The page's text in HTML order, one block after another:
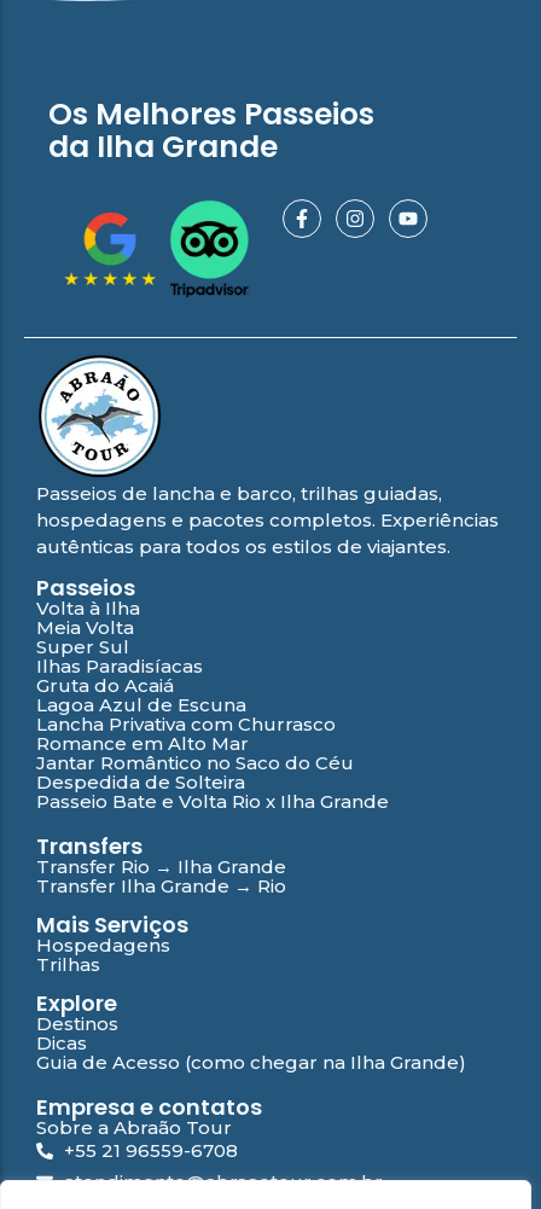
Os Melhores Passeios
da Ilha Grande
Passeios de lancha e barco, trilhas guiadas,
hospedagens e pacotes completos. Experiências
autênticas para todos os estilos de viajantes.
Passeios
Volta à Ilha
Meia Volta
Super Sul
Ilhas Paradisíacas
Gruta do Acaiá
Lagoa Azul de Escuna
Lancha Privativa com Churrasco
Romance em Alto Mar
Jantar Romântico no Saco do Céu
Despedida de Solteira
Passeio Bate e Volta Rio x Ilha Grande
Transfers
Transfer Rio → Ilha Grande
Transfer Ilha Grande → Rio
Mais Serviços
Hospedagens
Trilhas
Explore
Destinos
Dicas
Guia de Acesso (como chegar na Ilha Grande)
Empresa e contatos
Sobre a Abraão Tour
+55 21 96559-6708
atendimento@abraaotour.com.br